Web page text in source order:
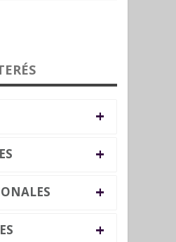
+
+
+
+